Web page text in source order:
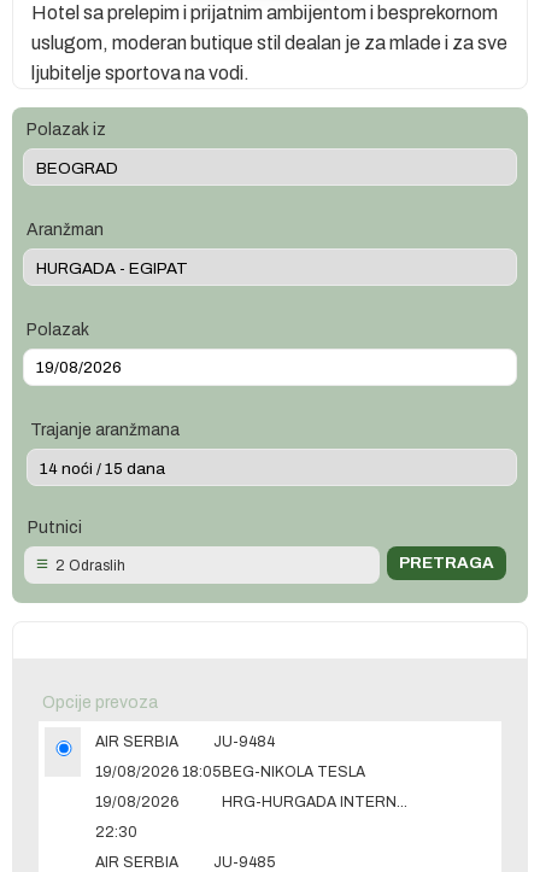
Hotel sa prelepim i prijatnim ambijentom i besprekornom
uslugom, moderan butique stil dealan je za mlade i za sve
ljubitelje sportova na vodi.
Polazak iz
Aranžman
Polazak
Trajanje aranžmana
Putnici
2 Odraslih
Opcije prevoza
AIR SERBIA
JU-9484
19/08/2026 18:05BEG-NIKOLA TESLA
19/08/2026
22:30
AIR SERBIA
JU-9485